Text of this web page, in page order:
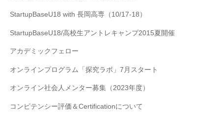
StartupBaseU18 with 長岡高専（10/17-18）
StartupBaseU18/高校生アントレキャンプ2015夏開催
アカデミックフェロー
オンラインプログラム「探究ラボ」7月スタート
オンライン社会人メンター募集（2023年度）
コンピテンシー評価＆Certificationについて